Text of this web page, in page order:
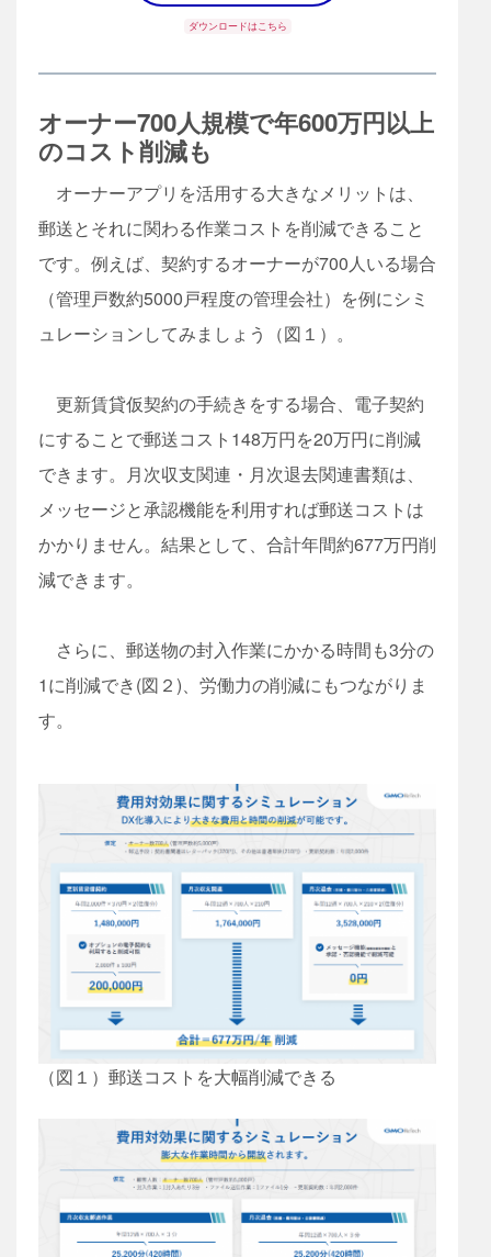
ダウンロードはこちら
オーナー700人規模で年600万円以上
のコスト削減も
オーナーアプリを活用する大きなメリットは、
郵送とそれに関わる作業コストを削減できること
です。例えば、契約するオーナーが700人いる場合
（管理戸数約5000戸程度の管理会社）を例にシミ
ュレーションしてみましょう（図１）。
更新賃貸仮契約の手続きをする場合、電子契約
にすることで郵送コスト148万円を20万円に削減
できます。月次収支関連・月次退去関連書類は、
メッセージと承認機能を利用すれば郵送コストは
かかりません。結果として、合計年間約677万円削
減できます。
さらに、郵送物の封入作業にかかる時間も3分の
1に削減でき(図２)、労働力の削減にもつながりま
す。
（図１）郵送コストを大幅削減できる